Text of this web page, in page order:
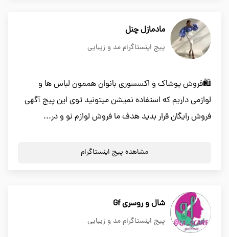
مادمازل چنل
پیج اینستاگرام مد و زیبایی
🛍فروش پوشاک و اکسسوری بانوان هممون لباس ها و
لوازمی داریم که استفاده نمیشن میتونید توی این پیج آگهی
فروش رایگان قرار بدید هدف ما فروش لوازم نو و در...
مشاهده پیج اینستاگرام
شال و روسری Gf
پیج اینستاگرام مد و زیبایی